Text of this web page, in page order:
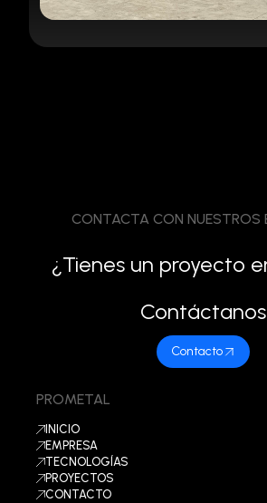
PROMETAL
INICIO
EMPRESA
TECNOLOGÍAS
PROYECTOS
CONTACTO
CONTACTA CON NUESTROS
¿Tienes un proyecto
Contáctanos
Contacto